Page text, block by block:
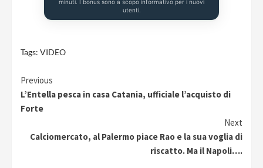
minuti. I bonus sono a scopo informativo per i nuovi
utenti.
Tags: VIDEO
Continue
Reading
Previous
L’Entella pesca in casa Catania, ufficiale l’acquisto di
Forte
Next
Calciomercato, al Palermo piace Rao e la sua voglia di
riscatto. Ma il Napoli….